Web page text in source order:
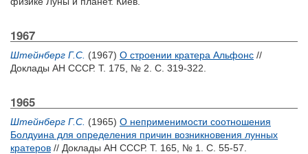
1967
Штейнберг Г.С. (1967) О строении кратера Альфонс //
Доклады АН СССР. Т. 175, № 2. С. 319-322.
1965
Штейнберг Г.С. (1965) О неприменимости соотношения
Болдуина для определения причин возникновения лунных
кратеров // Доклады АН СССР. Т. 165, № 1. С. 55-57.